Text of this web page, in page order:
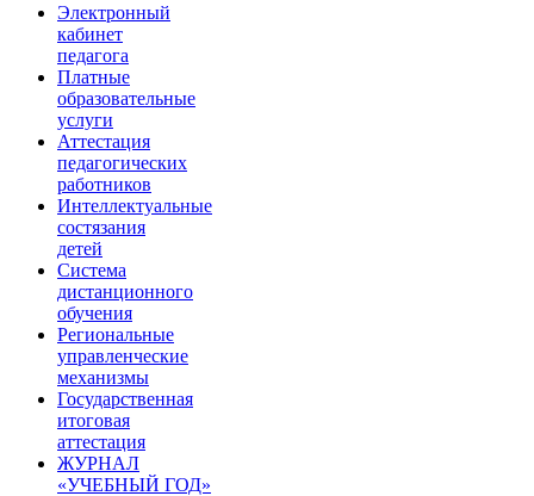
Электронный
кабинет
педагога
Платные
образовательные
услуги
Аттестация
педагогических
работников
Интеллектуальные
состязания
детей
Система
дистанционного
обучения
Региональные
управленческие
механизмы
Государственная
итоговая
аттестация
ЖУРНАЛ
«УЧЕБНЫЙ ГОД»